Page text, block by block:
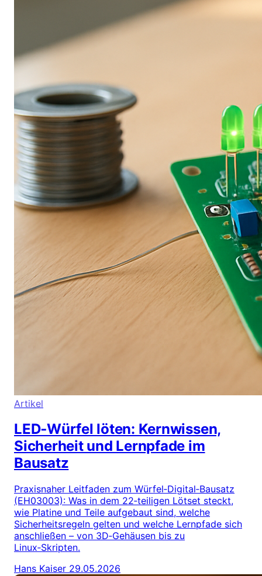
Artikel
LED‑Würfel löten: Kernwissen,
Sicherheit und Lernpfade im
Bausatz
Praxisnaher Leitfaden zum Würfel‑Digital‑Bausatz
(EH03003): Was in dem 22‑teiligen Lötset steckt,
wie Platine und Teile aufgebaut sind, welche
Sicherheitsregeln gelten und welche Lernpfade sich
anschließen – von 3D‑Gehäusen bis zu
Linux‑Skripten.
Hans Kaiser 29.05.2026